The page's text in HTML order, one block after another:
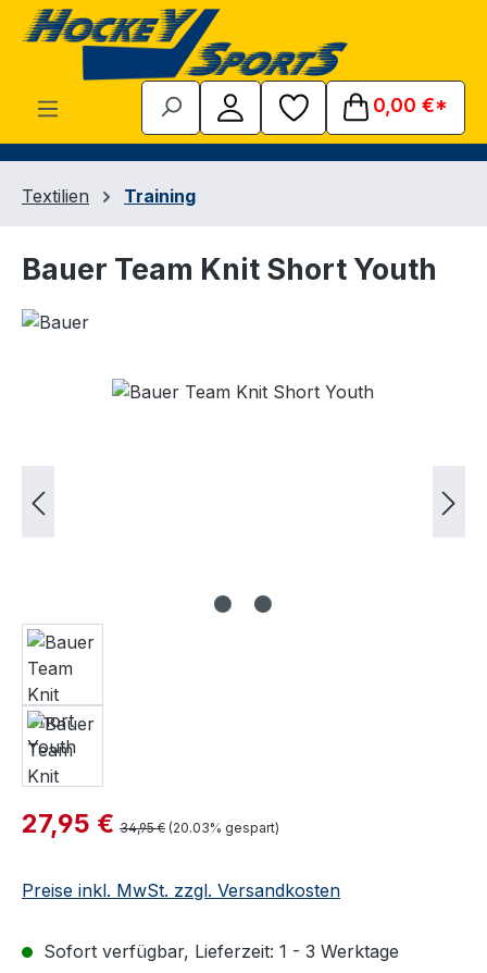
Zum Hauptinhalt springen
0,00 €*
Textilien Training
Bauer Team Knit Short Youth
Bildergalerie überspringen
Verkaufspreis:
27,95 € Regulärer Preis:
34,95 € (20.03% gespart)
Preise inkl. MwSt. zzgl. Versandkosten
Sofort verfügbar, Lieferzeit: 1 - 3 Werktage